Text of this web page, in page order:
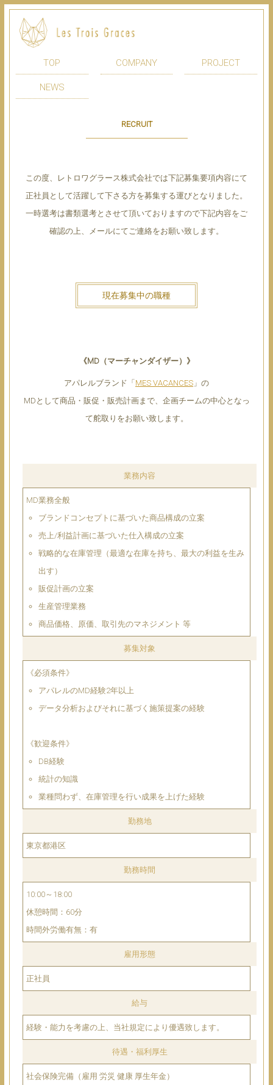
TOP COMPANY PROJECT
NEWS
RECRUIT
この度、レトロワグラース株式会社では下記募集要項内容にて
正社員として活躍して下さる方を募集する運びとなりました。
一時選考は書類選考とさせて頂いておりますので下記内容をご
確認の上、メールにてご連絡をお願い致します。
現在募集中の職種
《MD（マーチャンダイザー）》
アパレルブランド「 MES VACANCES 」の
MDとして商品・販促・販売計画まで、企画チームの中心となっ
て舵取りをお願い致します。
業務内容
MD業務全般
ブランドコンセプトに基づいた商品構成の立案
売上/利益計画に基づいた仕入構成の立案
戦略的な在庫管理（最適な在庫を持ち、最大の利益を生み
出す）
販促計画の立案
生産管理業務
商品価格、原価、取引先のマネジメント 等
募集対象
《必須条件》
アパレルのMD経験2年以上
データ分析およびそれに基づく施策提案の経験
《歓迎条件》
DB経験
統計の知識
業種問わず、在庫管理を行い成果を上げた経験
勤務地
東京都港区
勤務時間
10:00～18:00
休憩時間：60分
時間外労働有無：有
雇用形態
正社員
給与
経験・能力を考慮の上、当社規定により優遇致します。
待遇・福利厚生
社会保険完備（雇用 労災 健康 厚生年金）